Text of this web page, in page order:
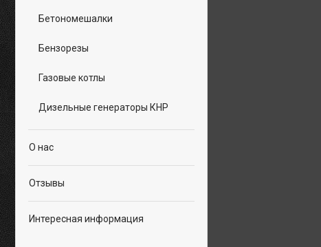
Бетономешалки
Бензорезы
Газовые котлы
Дизельные генераторы КНР
О нас
Отзывы
Интересная информация